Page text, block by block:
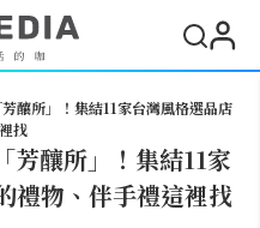
釀所」！集結11家台灣風格選品店
找
芳釀所」！集結11家
禮物、伴手禮這裡找